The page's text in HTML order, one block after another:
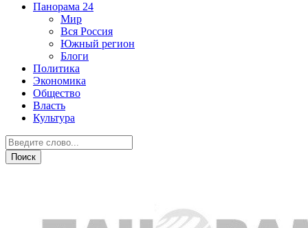
Панорама 24
Мир
Вся Россия
Южный регион
Блоги
Политика
Экономика
Общество
Власть
Культура